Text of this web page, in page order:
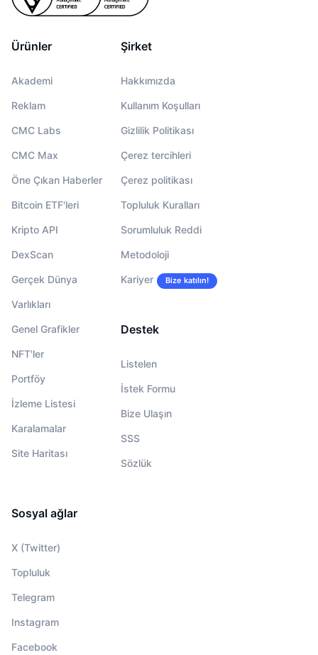
Ürünler
Akademi
Reklam
CMC Labs
CMC Max
Öne Çıkan Haberler
Bitcoin ETF'leri
Kripto API
DexScan
Gerçek Dünya
Varlıkları
Genel Grafikler
NFT'ler
Portföy
İzleme Listesi
Karalamalar
Site Haritası
Şirket
Hakkımızda
Kullanım Koşulları
Gizlilik Politikası
Çerez tercihleri
Çerez politikası
Topluluk Kuralları
Sorumluluk Reddi
Metodoloji
Kariyer Bize katılın!
Destek
Listelen
İstek Formu
Bize Ulaşın
SSS
Sözlük
Sosyal ağlar
X (Twitter)
Topluluk
Telegram
Instagram
Facebook